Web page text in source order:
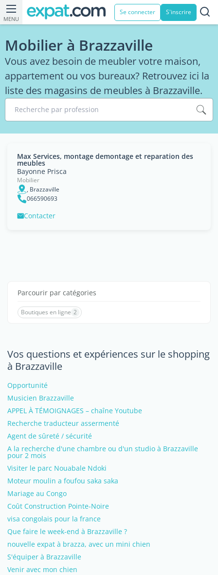
MENU
Se connecter S'inscrire
Mobilier à Brazzaville
Vous avez besoin de meubler votre maison,
appartement ou vos bureaux? Retrouvez ici la
liste des magasins de meubles à Brazzaville.
Recherche par profession
Max Services, montage demontage et reparation des
meubles
Bayonne Prisca
Mobilier
, Brazzaville
066590693
Contacter
Parcourir par catégories
Boutiques en ligne 2
Vos questions et expériences sur le shopping
à Brazzaville
Opportunité
Musicien Brazzaville
APPEL À TÉMOIGNAGES – chaîne Youtube
Recherche traducteur assermenté
Agent de sûreté / sécurité
A la recherche d'une chambre ou d'un studio à Brazzaville
pour 2 mois
Visiter le parc Nouabale Ndoki
Moteur moulin a foufou saka saka
Mariage au Congo
Coût Construction Pointe-Noire
visa congolais pour la france
Que faire le week-end à Brazzaville ?
nouvelle expat à brazza, avec un mini chien
S'équiper à Brazzaville
Venir avec mon chien